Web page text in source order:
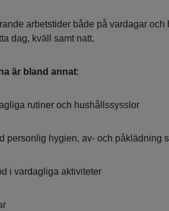
arbetstider både på vardagar och
dag, kväll samt natt.
är bland annat:
rutiner och hushållssysslor
personlig hygien, av- och påklädning
i vardagliga aktiviteter